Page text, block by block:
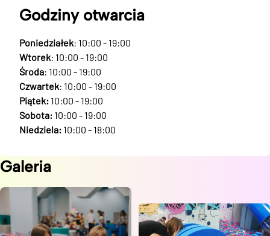
Godziny otwarcia
Poniedziałek: 10:00 - 19:00
Wtorek: 10:00 - 19:00
Środa: 10:00 - 19:00
Czwartek: 10:00 - 19:00
Piątek: 10:00 - 19:00
Sobota: 10:00 - 19:00
Niedziela: 10:00 - 18:00
Galeria